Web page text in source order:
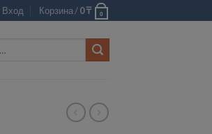
Вход Корзина /0₸ 0